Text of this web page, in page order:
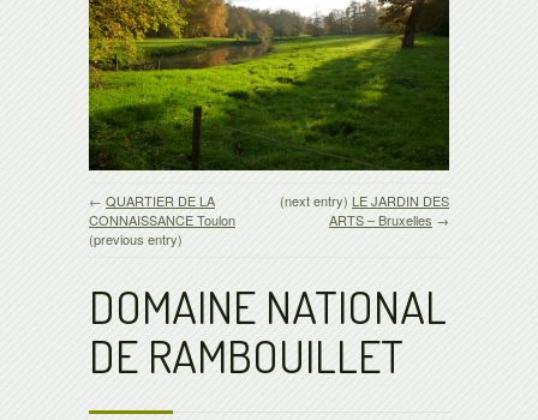
← QUARTIER DE LA
CONNAISSANCE Toulon
(previous entry)
(next entry) LE JARDIN DES
ARTS – Bruxelles →
DOMAINE NATIONAL
DE RAMBOUILLET